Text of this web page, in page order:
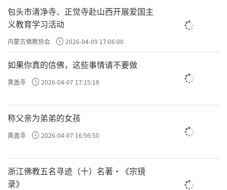
包头市清净寺、正觉寺赴山西开展爱国主
义教育学习活动
内蒙古佛教协会 2026-04-09 17:06:00
如果你真的信佛，这些事情请不要做
黄盖寺 2026-04-07 17:15:18
称父亲为弟弟的女孩
黄盖寺 2026-04-07 16:56:50
浙江佛教五名寻迹（十）名著·《宗镜
录》